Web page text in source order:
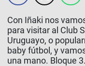
Con Iñaki nos
para visitar al Club
Uruguayo, o
baby fútbol, y
una mano. Bloque